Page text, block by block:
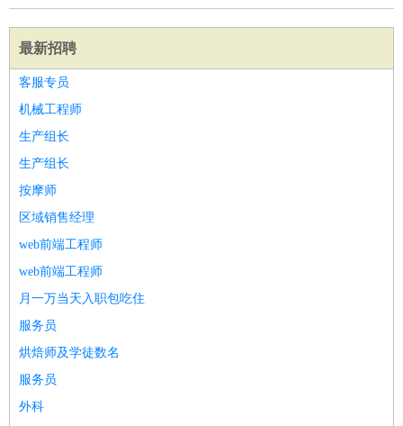
最新招聘
客服专员
机械工程师
生产组长
生产组长
按摩师
区域销售经理
web前端工程师
web前端工程师
月一万当天入职包吃住
服务员
烘焙师及学徒数名
服务员
外科